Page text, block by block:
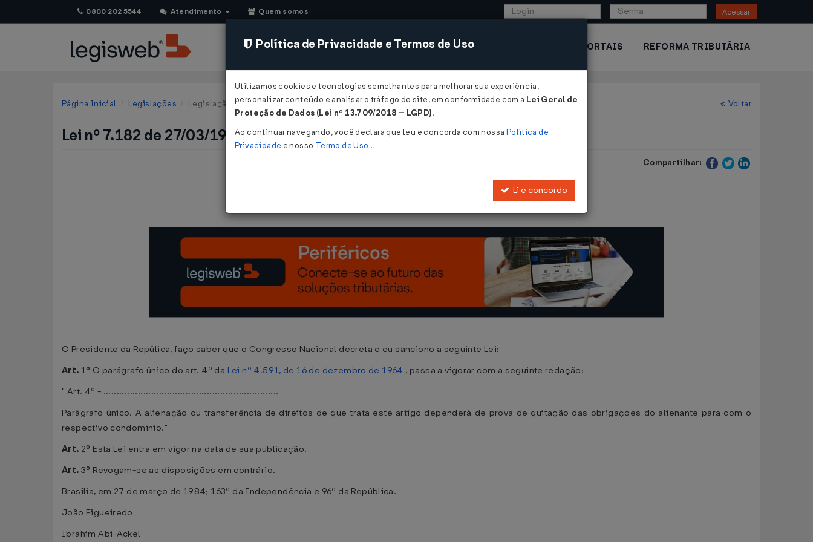
0800 202 5544 Atendimento Quem somos Acessar
CONSULTORIA SISTEMAS COMÉRCIO EXTERIOR PORTAIS REFORMA TRIBUTÁRIA
Página Inicial Legislações Legislação Federal Voltar
Lei nº 7.182 de 27/03/1984
Compartilhar:
Lei nº 4.591, de 16 de dezembro de 1964
O Presidente da Repúlica, faço saber que o Congresso Nacional decreta e eu sanciono a seguinte Lei:
Art. 1º O parágrafo único do art. 4º da Lei nº 4.591, de 16 de dezembro de 1964 , passa a vigorar com a seguinte redação:
" Art. 4º - ..................................................................
Parágrafo único. A alienação ou transferência de direitos de que trata este artigo dependerá de prova de quitação das obrigações do alienante para com o
respectivo condomínio."
Art. 2º Esta Lei entra em vigor na data de sua publicação.
Art. 3º Revogam-se as disposições em contrário.
Brasília, em 27 de março de 1984; 163º da Independência e 96º da República.
João Figueiredo
Ibrahim Abi-Ackel
Política de Privacidade e Termos de Uso
Utilizamos cookies e tecnologias semelhantes para melhorar sua experiência,
personalizar conteúdo e analisar o tráfego do site, em conformidade com a Lei Geral de
Proteção de Dados (Lei nº 13.709/2018 – LGPD).
Ao continuar navegando, você declara que leu e concorda com nossa Política de
Privacidade e nosso Termo de Uso .
Li e concordo